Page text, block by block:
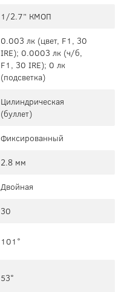
1/2.7” КМОП
0.003 лк (цвет, F1, 30
IRE); 0.0003 лк (ч/б,
F1, 30 IRE); 0 лк
(подсветка)
Цилиндрическая
(буллет)
Фиксированный
2.8 мм
Двойная
30
101°
53°